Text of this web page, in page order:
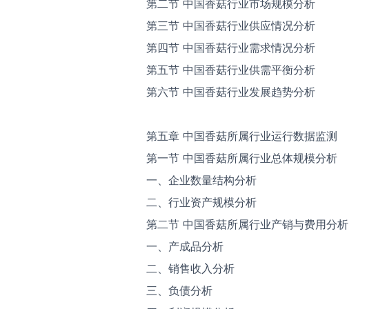
第二节 中国香菇行业市场规模分析
第三节 中国香菇行业供应情况分析
第四节 中国香菇行业需求情况分析
第五节 中国香菇行业供需平衡分析
第六节 中国香菇行业发展趋势分析
第五章 中国香菇所属行业运行数据监测
第一节 中国香菇所属行业总体规模分析
一、企业数量结构分析
二、行业资产规模分析
第二节 中国香菇所属行业产销与费用分析
一、产成品分析
二、销售收入分析
三、负债分析